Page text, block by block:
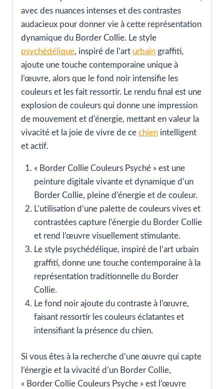
avec des nuances intenses et des contrastes
audacieux pour donner vie à cette représentation
dynamique du Border Collie. Le style
psychédélique, inspiré de l’art urbain graffiti,
ajoute une touche contemporaine unique à
l’œuvre, alors que le fond noir intensifie les
couleurs et les fait ressortir. Le rendu final est une
explosion de couleurs qui donne une impression
de mouvement et d’énergie, mettant en valeur la
vivacité et la joie de vivre de ce chien intelligent
et actif.
« Border Collie Couleurs Psyché » est une
peinture digitale vivante et dynamique d’un
Border Collie, pleine d’énergie et de couleur.
L’utilisation d’une palette de couleurs vives et
contrastées capture l’énergie du Border Collie
et rend l’œuvre visuellement stimulante.
Le style psychédélique, inspiré de l’art urbain
graffiti, donne une touche contemporaine à la
représentation traditionnelle du Border
Collie.
Le fond noir ajoute du contraste à l’œuvre,
faisant ressortir les couleurs éclatantes et
intensifiant la présence du chien.
Si vous êtes à la recherche d’une œuvre qui capte
l’énergie et la vivacité d’un Border Collie,
« Border Collie Couleurs Psyche » est l’œuvre